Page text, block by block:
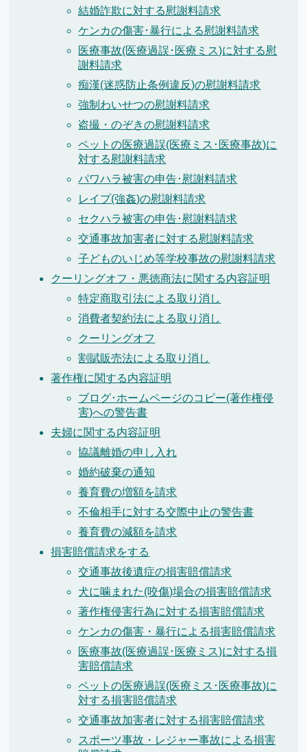
結婚詐欺に対する慰謝料請求
ケンカの傷害･暴行による慰謝料請求
医療事故(医療過誤･医療ミス)に対する慰
謝料請求
痴漢(迷惑防止条例違反)の慰謝料請求
強制わいせつの慰謝料請求
盗撮・のぞきの慰謝料請求
ペットの医療過誤(医療ミス･医療事故)に
対する慰謝料請求
パワハラ被害の申告･慰謝料請求
レイプ(強姦)の慰謝料請求
セクハラ被害の申告･慰謝料請求
交通事故加害者に対する慰謝料請求
子どものいじめ等学校事故の慰謝料請求
クーリングオフ・悪徳商法に関する内容証明
特定商取引法による取り消し
消費者契約法による取り消し
クーリングオフ
割賦販売法による取り消し
著作権に関する内容証明
ブログ･ホームページのコピー(著作権侵
害)への警告書
夫婦に関する内容証明
協議離婚の申し入れ
婚約破棄の通知
養育費の増額を請求
不倫相手に対する交際中止の警告書
養育費の減額を請求
損害賠償請求をする
交通事故後遺症の損害賠償請求
犬に噛まれた(咬傷)場合の損害賠償請求
著作権侵害行為に対する損害賠償請求
ケンカの傷害・暴行による損害賠償請求
医療事故(医療過誤･医療ミス)に対する損
害賠償請求
ペットの医療過誤(医療ミス･医療事故)に
対する損害賠償請求
交通事故加害者に対する損害賠償請求
スポーツ事故・レジャー事故による損害